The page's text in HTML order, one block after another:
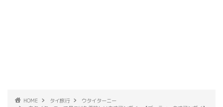
HOME タイ旅行
ウタイターニー